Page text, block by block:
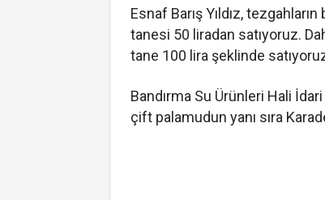
Esnaf Barış Yıldız,
tanesi 50 liradan satıyoruz.
tane 100 lira şeklinde
Bandırma Su Ürünleri Hali
çift palamudun yanı sıra